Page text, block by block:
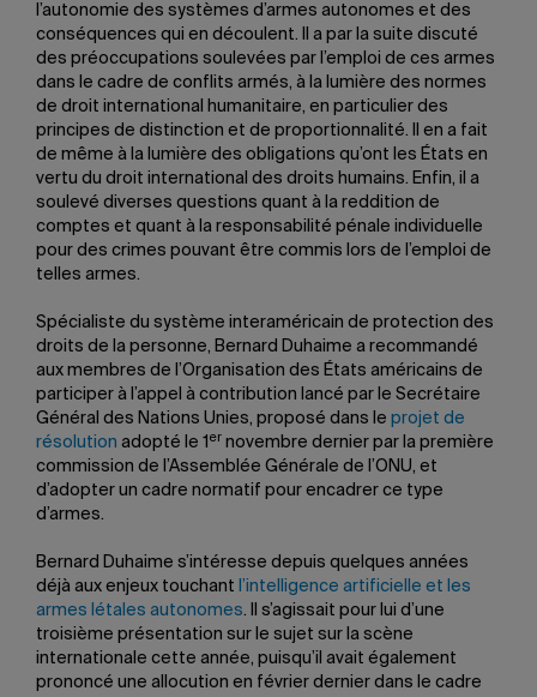
l’autonomie des systèmes d’armes autonomes et des
conséquences qui en découlent. Il a par la suite discuté
des préoccupations soulevées par l’emploi de ces armes
dans le cadre de conflits armés, à la lumière des normes
de droit international humanitaire, en particulier des
principes de distinction et de proportionnalité. Il en a fait
de même à la lumière des obligations qu’ont les États en
vertu du droit international des droits humains. Enfin, il a
soulevé diverses questions quant à la reddition de
comptes et quant à la responsabilité pénale individuelle
pour des crimes pouvant être commis lors de l’emploi de
telles armes.
Spécialiste du système interaméricain de protection des
droits de la personne, Bernard Duhaime a recommandé
aux membres de l’Organisation des États américains de
participer à l’appel à contribution lancé par le Secrétaire
Général des Nations Unies, proposé dans le projet de
résolution adopté le 1 er novembre dernier par la première
commission de l’Assemblée Générale de l’ONU, et
d’adopter un cadre normatif pour encadrer ce type
d’armes.
Bernard Duhaime s’intéresse depuis quelques années
déjà aux enjeux touchant l’intelligence artificielle et les
armes létales autonomes. Il s’agissait pour lui d’une
troisième présentation sur le sujet sur la scène
internationale cette année, puisqu’il avait également
prononcé une allocution en février dernier dans le cadre